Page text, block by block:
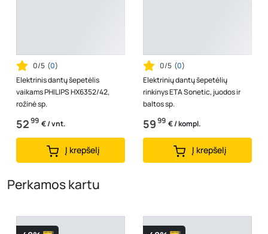
0/5 (0)
Elektrinis dantų šepetėlis
vaikams PHILIPS HX6352/42,
rožinė sp.
5299 € / vnt.
Į krepšelį
0/5 (0)
Elektrinių dantų šepetėlių
rinkinys ETA Sonetic, juodos ir
baltos sp.
5999 € / kompl.
Į krepšelį
Perkamos kartu